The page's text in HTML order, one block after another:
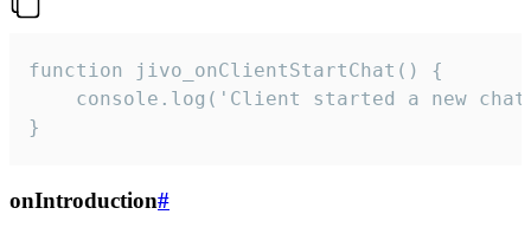
function jivo_onClientStartChat() {
console.log('Client started a new
}
onIntroduction#